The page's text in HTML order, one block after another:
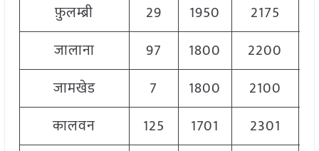
फ़ुलम्ब्री
29 1950 2175
जालाना
97 1800 2200
जामखेड
7 1800 2100
कालवन
125 1701 2301